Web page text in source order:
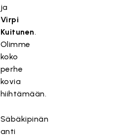
ja
Virpi
Kuitunen.
Olimme
koko
perhe
kovia
hiihtämään.
Säbäkipinän
anti